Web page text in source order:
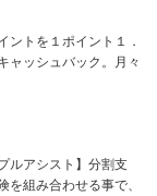
ントを１ポイント１．
ャッシュバック。月々
ルアシスト】分割支
を組み合わせる事で、